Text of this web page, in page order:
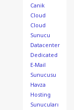
Canik
Cloud
Cloud
Sunucu
Datacenter
Dedicated
E-Mail
Sunucusu
Havza
Hosting
Sunucuları